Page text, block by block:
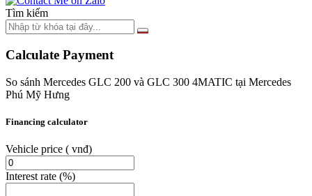
Tìm kiếm
Calculate Payment
So sánh Mercedes GLC 200 và GLC 300 4MATIC tại Mercedes
Phú Mỹ Hưng
Financing calculator
Vehicle price ( vnđ)
Interest rate (%)